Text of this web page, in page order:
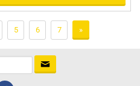
5 6 7 »